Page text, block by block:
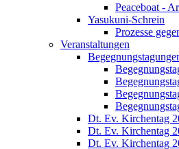
Peaceboat -
Yasukuni-Schrein
Prozesse
Veranstaltungen
Dt. Ev. Kirchentag
Dt. Ev. Kirchentag
Dt. Ev. Kirchentag